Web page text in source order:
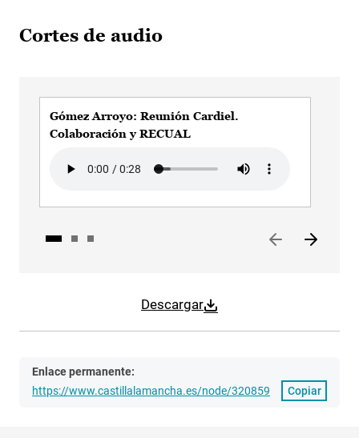
Cortes de audio
Descargar
Gómez Arroyo: Reunión Cardiel.
Colaboración y RECUAL
Enlace permanente:
https://www.castillalamancha.es/node/320859
Copiar